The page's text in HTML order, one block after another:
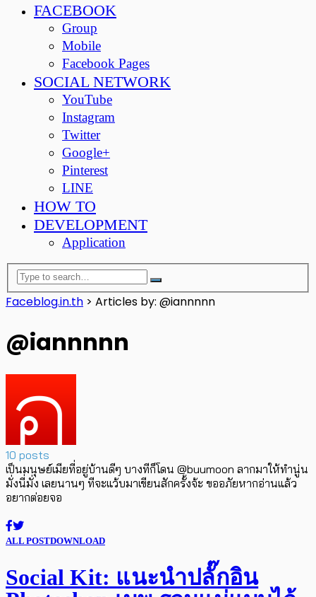
FACEBOOK
Group
Mobile
Facebook Pages
SOCIAL NETWORK
YouTube
Instagram
Twitter
Google+
Pinterest
LINE
HOW TO
DEVELOPMENT
Application
Faceblog.in.th > Articles by: @iannnnn
@iannnnn
10 posts
เป็นมนุษย์เมียที่อยู่บ้านดีๆ บางทีก็โดน @buumoon ลากมาให้ทำนู่น
มั่งนี่มั่ง เลยนานๆ ทีจะแว้บมาเขียนสักครั้งจ้ะ ขออภัยหากอ่านแล้ว
อยากต่อยจอ
ALL POSTDOWNLOAD
Social Kit: แนะนำปลั๊กอิน